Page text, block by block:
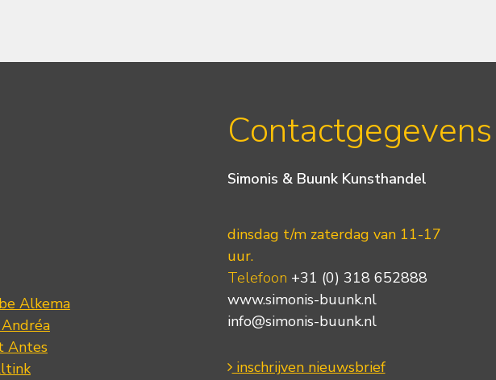
Alkema
Antes
Contactgegevens
Simonis & Buunk Kunsthandel
dinsdag t/m zaterdag van 11-17
uur.
Telefoon +31 (0) 318 652888
www.simonis-buunk.nl
info@simonis-buunk.nl
inschrijven nieuwsbrief